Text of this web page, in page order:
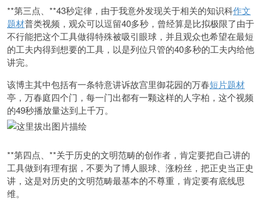
**第三点、**43秒定律，由于我意外发现关于相关的知识科作文
题材普类视频，观众可以逗留40多秒，曾经算是比拟极限了由于
不行能把这个工具做得特殊被吸引眼球，并且观众也希望在最短
的工夫内得到想要的工具，以是列位只管的40多秒的工夫内给他
讲完。
该博主其中包括有一条特意讲诉故宫里御花园的万春短片题材
亭，万春庭四个门，每一门出都有一颗这样的人字柏，这个视频
的49秒播放量达到上千万。
**第四点、**关于历史的文明范畴的创作者，肯定要把自己讲的
工具做到有理有据，不要为了博人眼球、涨粉丝，把正史当正史
讲，这是对历史的文明范畴最基本的不尊重，肯定要有底线思
维。